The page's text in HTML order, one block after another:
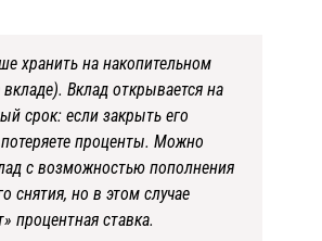
хранить на накопительном
вкладе). Вклад открывается на
срок: если закрыть его
проценты. Можно
с возможностью пополнения
снятия, но в этом случае
процентная ставка.